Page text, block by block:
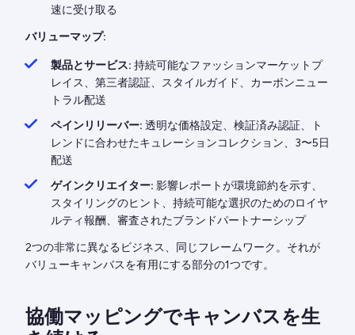
速に受け取る
バリューマップ:
製品とサービス: 持続可能なファッションマーケットプ
レイス、第三者認証、スタイルガイド、カーボンニュー
トラル配送
ペインリリーバー: 透明な価格設定、検証済み認証、ト
レンドに合わせたキュレーションコレクション、3〜5日
配送
ゲインクリエイター: 影響レポートが環境節約を示す、
スタイリングのヒント、持続可能な選択のためのロイヤ
ルティ報酬、審査されたブランドパートナーシップ
2つの非常に異なるビジネス、同じフレームワーク。それが
バリューキャンバスを有用にする部分の1つです。
協働マッピングでキャンバスを生